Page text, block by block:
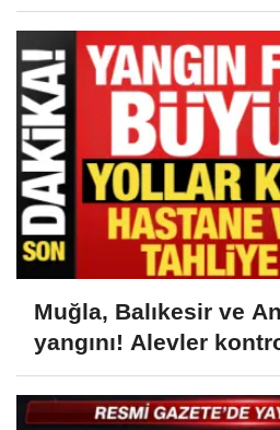
Muğla, Balıkesir ve
yangını! Alevler